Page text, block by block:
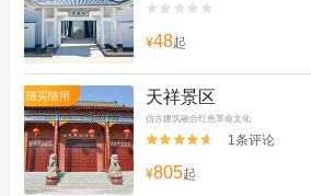


¥48起
随买随用 天祥景区
仿古建筑融合红色革命文化

 1条评论
¥805起